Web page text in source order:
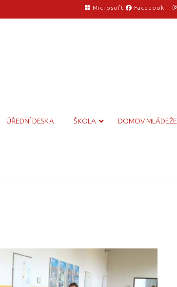
Microsoft Facebook
ÚŘEDNÍ DESKA ŠKOLA DOMOV MLÁDEŽE